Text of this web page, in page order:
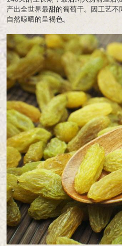
产出全世界最甜的葡萄干。因工艺
自然晾晒的呈褐色。